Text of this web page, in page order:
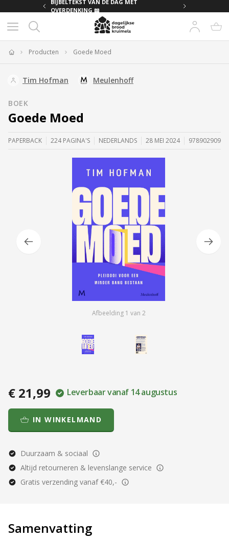
BIJBELTEKST VAN DE DAG MET
OVERDENKING 📖
Producten Goede Moed
Tim Hofman Meulenhoff
BOEK
Goede Moed
PAPERBACK 224 PAGINA'S NEDERLANDS 28 MEI 2024
Afbeelding 1 van 2
€ 21,99 Leverbaar vanaf 14 augustus
IN WINKELMAND
Duurzaam & sociaal
Altijd retourneren & levenslange service
Gratis verzending vanaf €40,-
Samenvatting